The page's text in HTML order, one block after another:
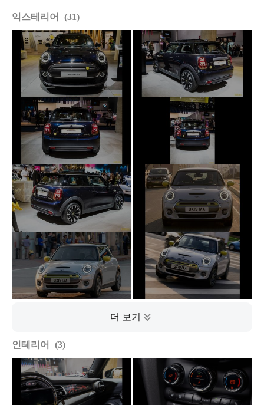
익스테리어 31
인테리어 3